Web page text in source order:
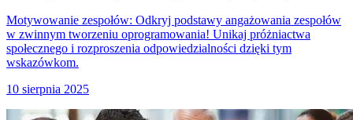
Motywowanie zespołów: Odkryj podstawy angażowania zespołów
w zwinnym tworzeniu oprogramowania! Unikaj próżniactwa
społecznego i rozproszenia odpowiedzialności dzięki tym
wskazówkom.
10 sierpnia 2025